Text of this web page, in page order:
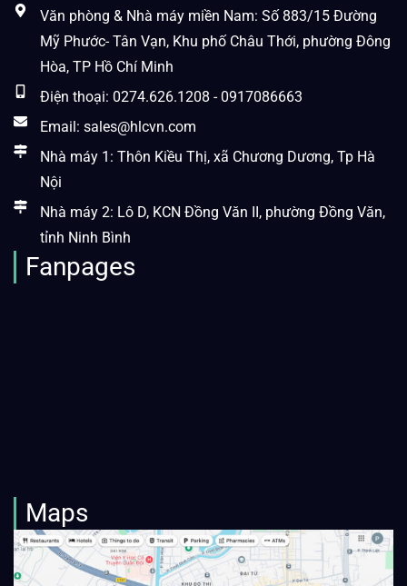
Văn phòng & Nhà máy miền Nam: Số 883/15 Đường
Mỹ Phước- Tân Vạn, Khu phố Châu Thới, phường Đông
Hòa, TP Hồ Chí Minh
Điện thoại: 0274.626.1208 - 0917086663
Email: sales@hlcvn.com
Nhà máy 1: Thôn Kiều Thị, xã Chương Dương, Tp Hà
Nội
Nhà máy 2: Lô D, KCN Đồng Văn II, phường Đồng Văn,
tỉnh Ninh Bình
Fanpages
Maps